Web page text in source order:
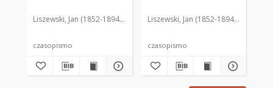
Liszewski, Jan (1852-1894). Red.
czasopismo
Liszewski, Jan (1852-1894). Red.
czasopismo